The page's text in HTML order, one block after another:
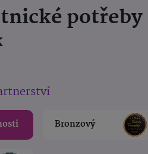
potřeby
Bronzový